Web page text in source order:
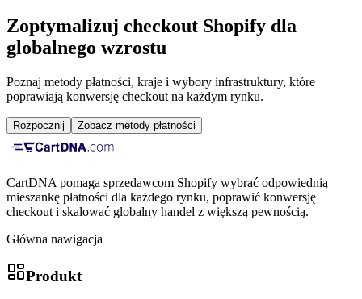
Zoptymalizuj checkout Shopify dla
globalnego wzrostu
Poznaj metody płatności, kraje i wybory infrastruktury, które
poprawiają konwersję checkout na każdym rynku.
Rozpocznij Zobacz metody płatności
CartDNA pomaga sprzedawcom Shopify wybrać odpowiednią
mieszankę płatności dla każdego rynku, poprawić konwersję
checkout i skalować globalny handel z większą pewnością.
Główna nawigacja
Produkt